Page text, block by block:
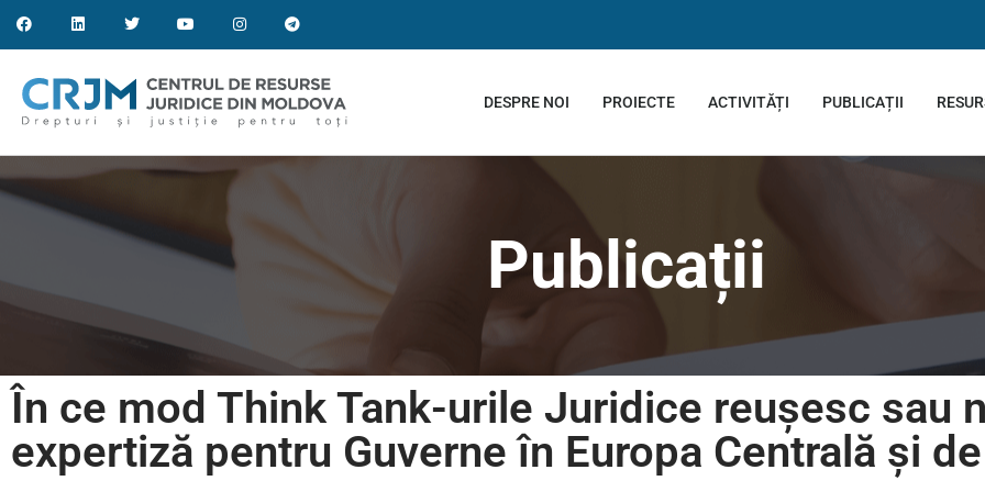
DESPRE NOI PROIECTE ACTIVITĂȚI PUBLICAȚII
Publicații
În ce mod Think Tank-urile Juridice reuşesc sau
expertiză pentru Guverne în Europa Centrală şi